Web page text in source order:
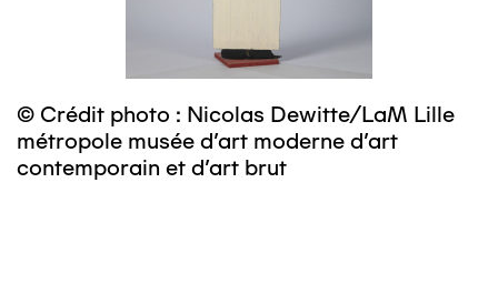
© Crédit photo : Nicolas Dewitte/LaM Lille
métropole musée d’art moderne d’art
contemporain et d’art brut